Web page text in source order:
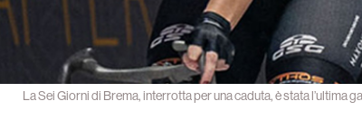
La Sei Giorni di Brema, interrotta per una caduta, è stata